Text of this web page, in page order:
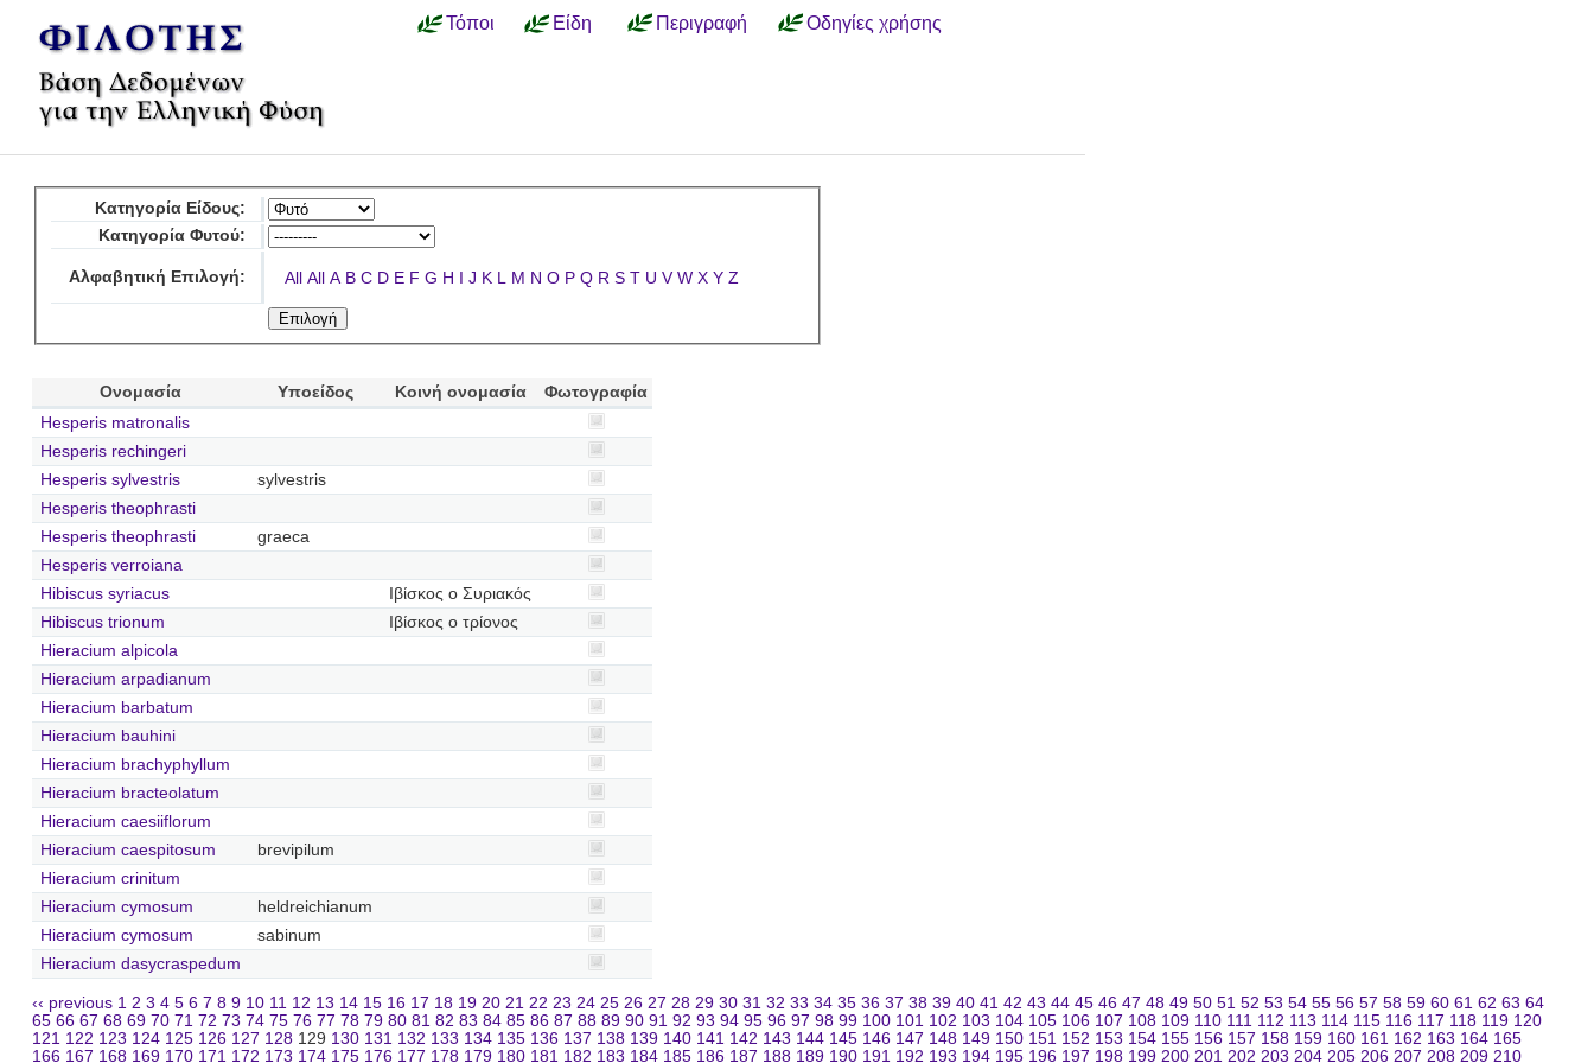
Τόποι Είδη Περιγραφή Οδηγίες χρήσης
Κατηγορία Είδους:
Κατηγορία Φυτού:
Αλφαβητική Επιλογή: All All A B C D E F G H I J K L M N O P Q R S T U V W X Y Z
Ονομασία Υποείδος Κοινή ονομασία
Φωτογραφία
Hesperis matronalis
Hesperis rechingeri
Hesperis sylvestris
sylvestris
Hesperis theophrasti
Hesperis theophrasti
graeca
Hesperis verroiana
Hibiscus syriacus
Ιβίσκος ο Συριακός
Hibiscus trionum
Ιβίσκος ο τρίονος
Hieracium alpicola
Hieracium arpadianum
Hieracium barbatum
Hieracium bauhini
Hieracium brachyphyllum
Hieracium bracteolatum
Hieracium caesiiflorum
Hieracium caespitosum
brevipilum
Hieracium crinitum
Hieracium cymosum
heldreichianum
Hieracium cymosum
sabinum
Hieracium dasycraspedum
‹‹ previous 1 2 3 4 5 6 7 8 9 10 11 12 13 14 15 16 17 18 19 20 21 22 23 24 25 26 27 28 29 30 31 32 33 34 35 36 37 38 39 40 41 42 43 44 45 46 47 48 49 50 51 52 53 54 55 56 57 58 59 60 61 62 63 64
65 66 67 68 69 70 71 72 73 74 75 76 77 78 79 80 81 82 83 84 85 86 87 88 89 90 91 92 93 94 95 96 97 98 99 100 101 102 103 104 105 106 107 108 109 110 111 112 113 114 115 116 117 118 119 120
121 122 123 124 125 126 127 128 129 130 131 132 133 134 135 136 137 138 139 140 141 142 143 144 145 146 147 148 149 150 151 152 153 154 155 156 157 158 159 160 161 162 163 164 165
166 167 168 169 170 171 172 173 174 175 176 177 178 179 180 181 182 183 184 185 186 187 188 189 190 191 192 193 194 195 196 197 198 199 200 201 202 203 204 205 206 207 208 209 210